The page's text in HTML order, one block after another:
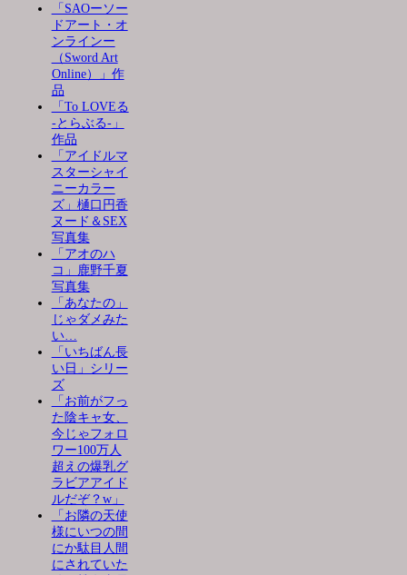
「SAOーソー
ドアート・オ
ンラインー
（Sword Art
Online）」作
品
「To LOVEる
-とらぶる-」
作品
「アイドルマ
スターシャイ
ニーカラー
ズ」樋口円香
ヌード＆SEX
写真集
「アオのハ
コ」鹿野千夏
写真集
「あなたの」
じゃダメみた
い…
「いちばん長
い日」シリー
ズ
「お前がフっ
た陰キャ女、
今じゃフォロ
ワー100万人
超えの爆乳グ
ラビアアイド
ルだぞ？w」
「お隣の天使
様にいつの間
にか駄目人間
にされていた